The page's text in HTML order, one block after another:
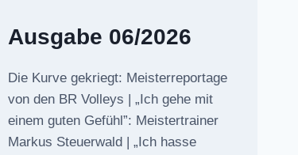
Ausgabe 06/2026
Die Kurve gekriegt: Meisterreportage
von den BR Volleys | „Ich gehe mit
einem guten Gefühl”: Meistertrainer
Markus Steuerwald | „Ich hasse